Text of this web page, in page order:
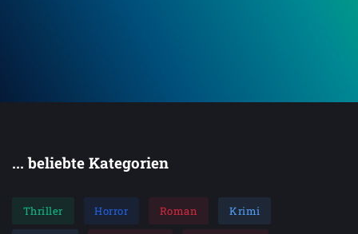
... beliebte Kategorien
Thriller Horror Roman Krimi